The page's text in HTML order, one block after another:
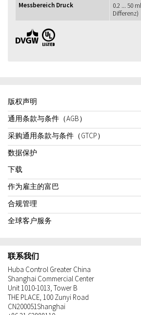
Messbereich Druck
0.2 ... 50
Differenz)
DVGW UL
版权声明
通用条款与条件（AGB）
采购通用条款与条件（GTCP）
数据保护
下载
作为雇主的富巴
合规管理
全球客户服务
联系我们
Huba Control Greater China
Shanghai Commercial Center
Unit 1010-1013, Tower B
THE PLACE, 100 Zunyi Road
CN200051Shanghai